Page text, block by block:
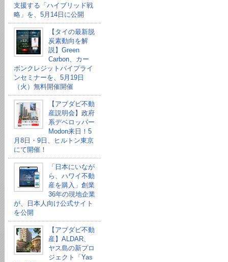
支援する「ハイブリッド戦
略」を、5月14日に公開
【タイの最新脱
炭素動向を解
説】Green
Carbon、カー
ボンクレジットパイプライ
ンセミナーを、5月19日
（火）無料開催開催
【アブダビ不動
産説明会】政府
系デベロッパー
Modon来日！5
月8日・9日、ヒルトン東京
にて開催！
「日本にいなが
ら、ハワイ不動
産を購入」創業
36年の現地企業
が、日本人向け公式サイト
を公開
【アブダビ不動
産】ALDAR、
ヤス島の新プロ
ジェクト「Yas